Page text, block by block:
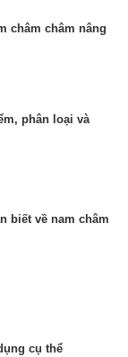
châm châm nâng
phân loại và
biết về nam châm
cụ thể